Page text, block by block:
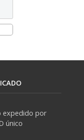
expedido por
único